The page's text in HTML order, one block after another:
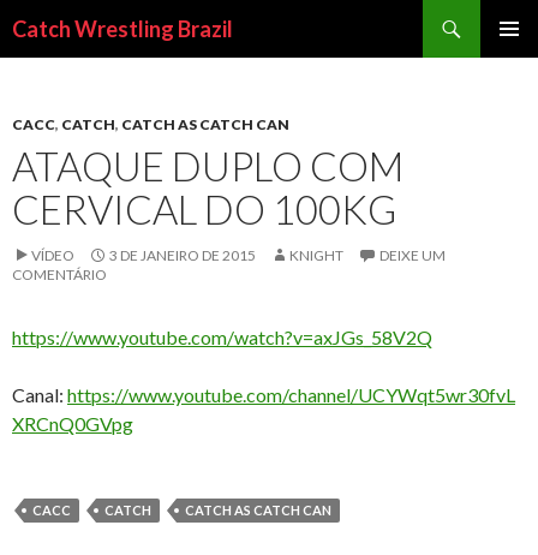
Catch Wrestling Brazil
CONTEÚDO
CACC, CATCH, CATCH AS CATCH CAN
ATAQUE DUPLO COM
CERVICAL DO 100KG
VÍDEO 3 DE JANEIRO DE 2015 KNIGHT
DEIXE UM
COMENTÁRIO
https://www.youtube.com/watch?v=axJGs_58V2Q
Canal: https://www.youtube.com/channel/UCYWqt5wr30fvL
XRCnQ0GVpg
CACC CATCH CATCH AS CATCH CAN